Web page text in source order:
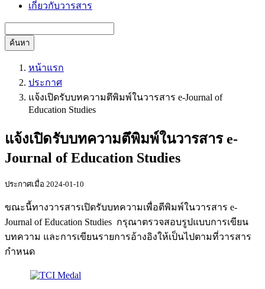
เกี่ยวกับวารสาร
ค้นหา
หน้าแรก
ประกาศ
แจ้งเปิดรับบทความตึพิมพ์ในวารสาร e-Journal of
Education Studies
แจ้งเปิดรับบทความตึพิมพ์ในวารสาร e-
Journal of Education Studies
ประกาศเมื่อ 2024-01-10
ขณะนี้ทางวารสารเปิดรับบทความเพื่อตีพิมพ์ในวารสาร e-
Journal of Education Studies กรุณาตรวจสอบรูปแบบการเขียน
บทความ และการเขียนรายการอ้างอิงให้เป็นไปตามที่วารสาร
กำหนด